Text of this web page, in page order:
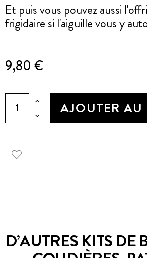
Et puis vous pouvez aussi
frigidaire si l'aiguille vous y
9,80 €
AJOUTER AU
D’AUTRES KITS DE